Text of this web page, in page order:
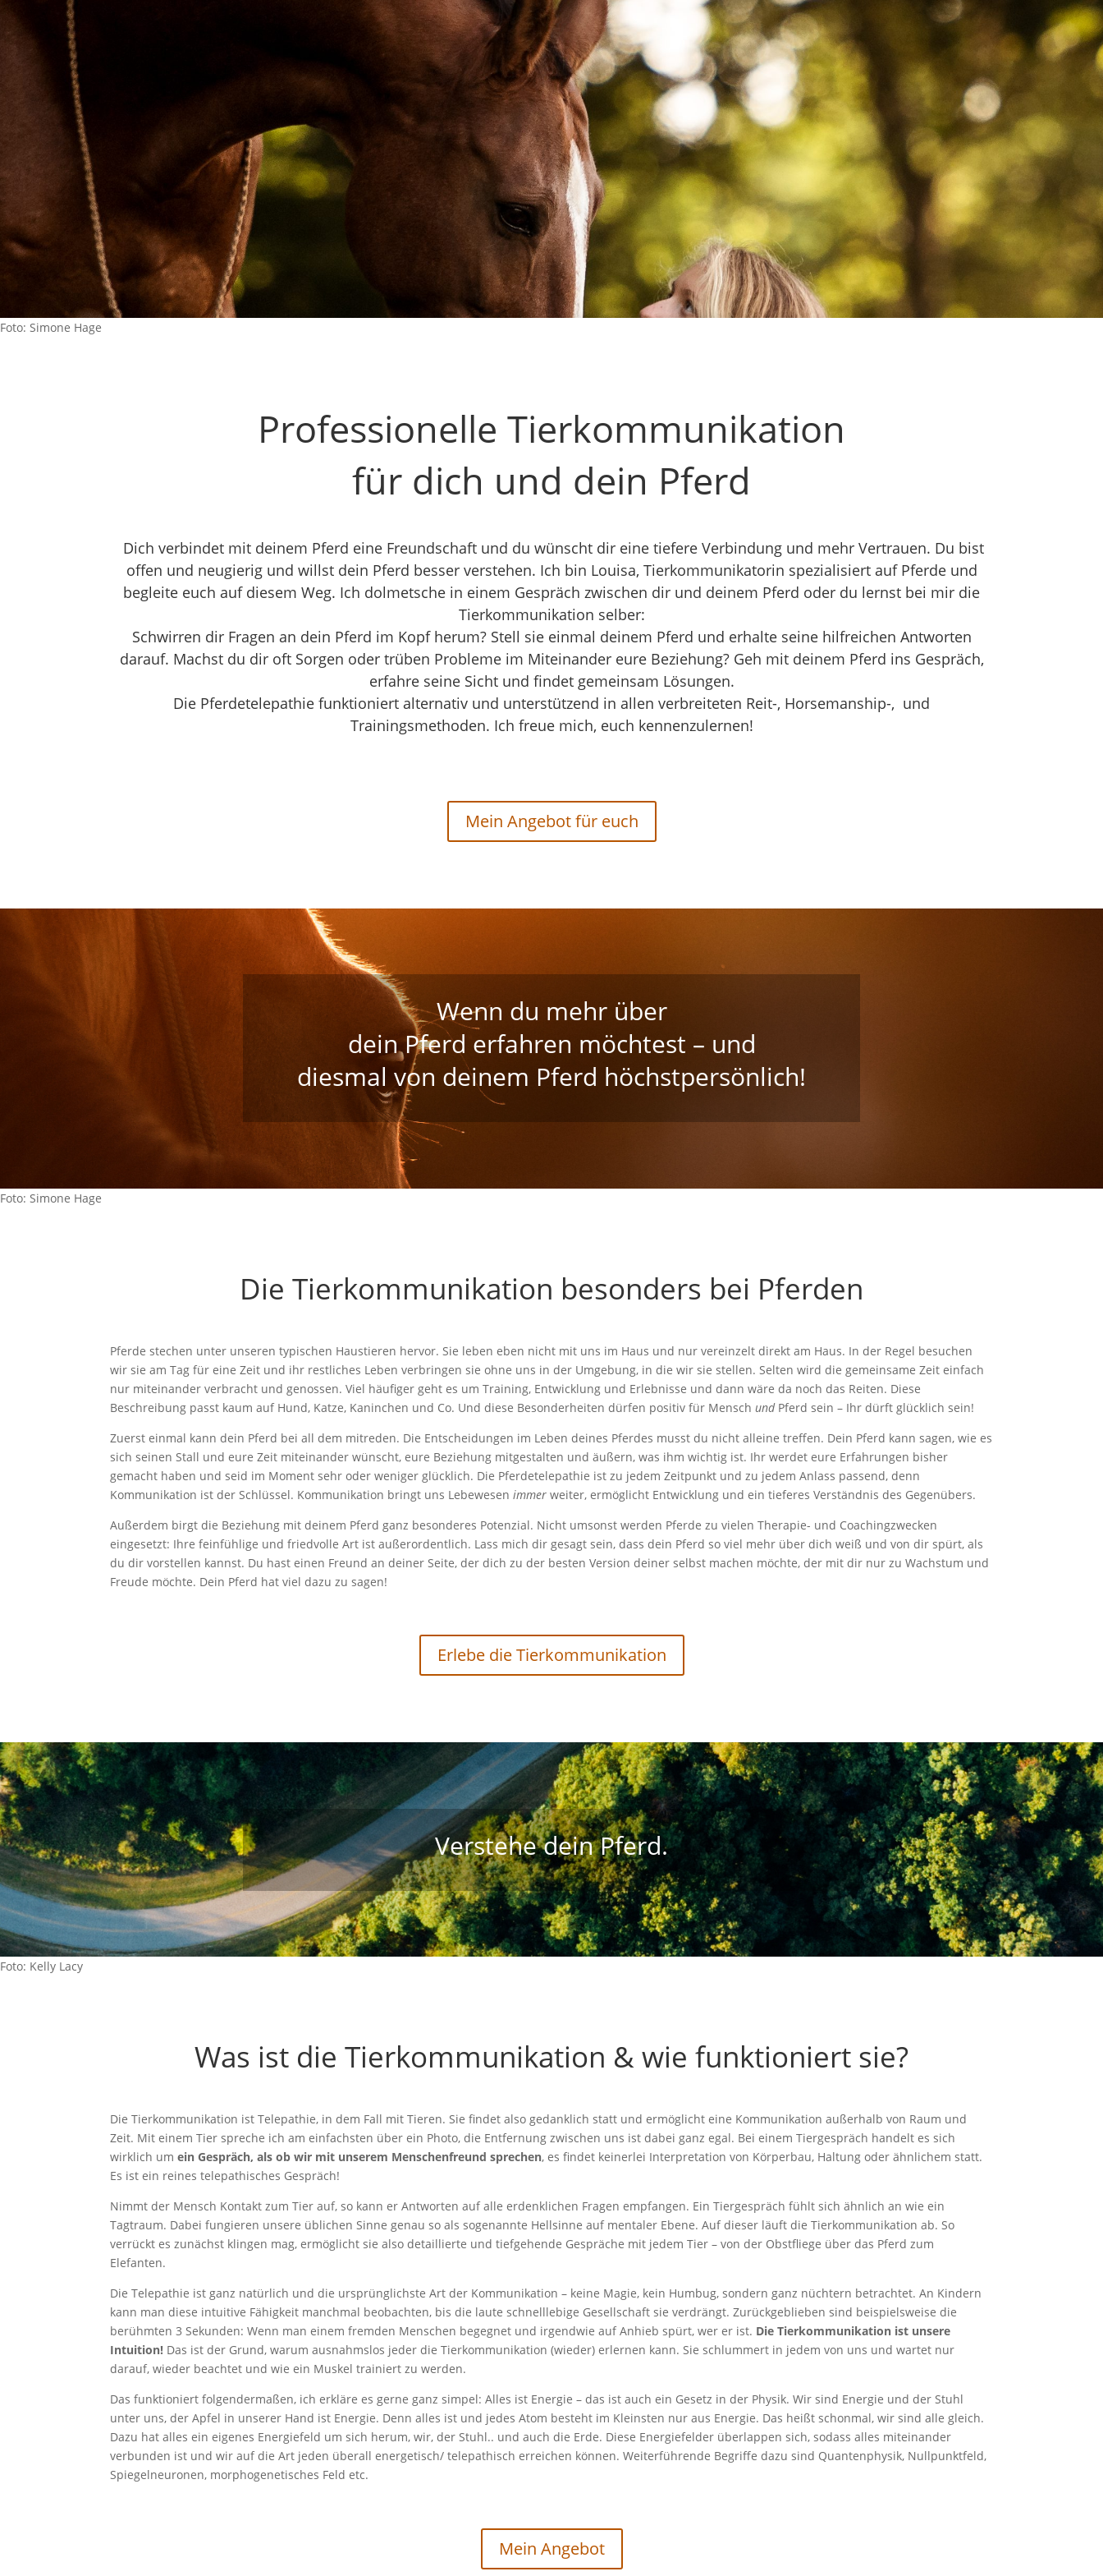
Foto: Simone Hage
Professionelle Tierkommunikation
für dich und dein Pferd
Dich verbindet mit deinem Pferd eine Freundschaft und du wünscht dir eine tiefere Verbindung und mehr Vertrauen. Du bist
offen und neugierig und willst dein Pferd besser verstehen. Ich bin Louisa, Tierkommunikatorin spezialisiert auf Pferde und
begleite euch auf diesem Weg. Ich dolmetsche in einem Gespräch zwischen dir und deinem Pferd oder du lernst bei mir die
Tierkommunikation selber:
Schwirren dir Fragen an dein Pferd im Kopf herum? Stell sie einmal deinem Pferd und erhalte seine hilfreichen Antworten
darauf. Machst du dir oft Sorgen oder trüben Probleme im Miteinander eure Beziehung? Geh mit deinem Pferd ins Gespräch,
erfahre seine Sicht und findet gemeinsam Lösungen.
Die Pferdetelepathie funktioniert alternativ und unterstützend in allen verbreiteten Reit-, Horsemanship-, und
Trainingsmethoden. Ich freue mich, euch kennenzulernen!
Mein Angebot für euch
Wenn du mehr über
dein Pferd erfahren möchtest – und
diesmal von deinem Pferd höchstpersönlich!
Foto: Simone Hage
Die Tierkommunikation besonders bei Pferden
Pferde stechen unter unseren typischen Haustieren hervor. Sie leben eben nicht mit uns im Haus und nur vereinzelt direkt am Haus. In der Regel besuchen
wir sie am Tag für eine Zeit und ihr restliches Leben verbringen sie ohne uns in der Umgebung, in die wir sie stellen. Selten wird die gemeinsame Zeit einfach
nur miteinander verbracht und genossen. Viel häufiger geht es um Training, Entwicklung und Erlebnisse und dann wäre da noch das Reiten. Diese
Beschreibung passt kaum auf Hund, Katze, Kaninchen und Co. Und diese Besonderheiten dürfen positiv für MenschundPferd sein – Ihr dürft glücklich sein!
Zuerst einmal kann dein Pferd bei all dem mitreden. Die Entscheidungen im Leben deines Pferdes musst du nicht alleine treffen. Dein Pferd kann sagen, wie es
sich seinen Stall und eure Zeit miteinander wünscht, eure Beziehung mitgestalten und äußern, was ihm wichtig ist. Ihr werdet eure Erfahrungen bisher
gemacht haben und seid im Moment sehr oder weniger glücklich. Die Pferdetelepathie ist zu jedem Zeitpunkt und zu jedem Anlass passend, denn
Kommunikation ist der Schlüssel. Kommunikation bringt uns Lebewesenimmer weiter, ermöglicht Entwicklung und ein tieferes Verständnis des Gegenübers.
Außerdem birgt die Beziehung mit deinem Pferd ganz besonderes Potenzial. Nicht umsonst werden Pferde zu vielen Therapie- und Coachingzwecken
eingesetzt: Ihre feinfühlige und friedvolle Art ist außerordentlich. Lass mich dir gesagt sein, dass dein Pferd so viel mehr über dich weiß und von dir spürt, als
du dir vorstellen kannst. Du hast einen Freund an deiner Seite, der dich zu der besten Version deiner selbst machen möchte, der mit dir nur zu Wachstum und
Freude möchte. Dein Pferd hat viel dazu zu sagen!
Erlebe die Tierkommunikation
Verstehe dein Pferd.
Foto: Kelly Lacy
Was ist die Tierkommunikation & wie funktioniert sie?
Die Tierkommunikation ist Telepathie, in dem Fall mit Tieren. Sie findet also gedanklich statt und ermöglicht eine Kommunikation außerhalb von Raum und
Zeit. Mit einem Tier spreche ich am einfachsten über ein Photo, die Entfernung zwischen uns ist dabei ganz egal. Bei einem Tiergespräch handelt es sich
wirklich umein Gespräch, als ob wir mit unserem Menschenfreund sprechen, es findet keinerlei Interpretation von Körperbau, Haltung oder ähnlichem statt.
Es ist ein reines telepathisches Gespräch!
Nimmt der Mensch Kontakt zum Tier auf, so kann er Antworten auf alle erdenklichen Fragen empfangen. Ein Tiergespräch fühlt sich ähnlich an wie ein
Tagtraum. Dabei fungieren unsere üblichen Sinne genau so als sogenannte Hellsinne auf mentaler Ebene. Auf dieser läuft die Tierkommunikation ab. So
verrückt es zunächst klingen mag, ermöglicht sie also detaillierte und tiefgehende Gespräche mit jedem Tier – von der Obstfliege über das Pferd zum
Elefanten.
Die Telepathie ist ganz natürlich und die ursprünglichste Art der Kommunikation – keine Magie, kein Humbug, sondern ganz nüchtern betrachtet. An Kindern
kann man diese intuitive Fähigkeit manchmal beobachten, bis die laute schnelllebige Gesellschaft sie verdrängt. Zurückgeblieben sind beispielsweise die
berühmten 3 Sekunden: Wenn man einem fremden Menschen begegnet und irgendwie auf Anhieb spürt, wer er ist. Die Tierkommunikation ist unsere
Intuition! Das ist der Grund, warum ausnahmslos jeder die Tierkommunikation (wieder) erlernen kann. Sie schlummert in jedem von uns und wartet nur
darauf, wieder beachtet und wie ein Muskel trainiert zu werden.
Das funktioniert folgendermaßen, ich erkläre es gerne ganz simpel: Alles ist Energie – das ist auch ein Gesetz in der Physik. Wir sind Energie und der Stuhl
unter uns, der Apfel in unserer Hand ist Energie. Denn alles ist und jedes Atom besteht im Kleinsten nur aus Energie. Das heißt schonmal, wir sind alle gleich.
Dazu hat alles ein eigenes Energiefeld um sich herum, wir, der Stuhl.. und auch die Erde. Diese Energiefelder überlappen sich, sodass alles miteinander
verbunden ist und wir auf die Art jeden überall energetisch/ telepathisch erreichen können. Weiterführende Begriffe dazu sind Quantenphysik, Nullpunktfeld,
Spiegelneuronen, morphogenetisches Feld etc.
Mein Angebot